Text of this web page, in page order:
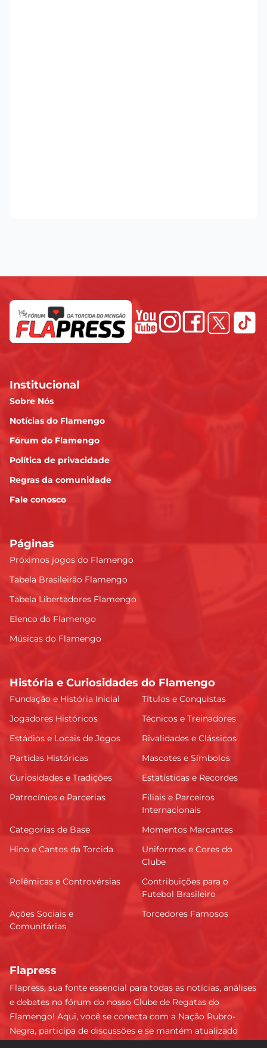
Institucional
Sobre Nós
Notícias do Flamengo
Fórum do Flamengo
Política de privacidade
Regras da comunidade
Fale conosco
Páginas
Próximos jogos do Flamengo
Tabela Brasileirão Flamengo
Tabela Libertadores Flamengo
Elenco do Flamengo
Músicas do Flamengo
História e Curiosidades do Flamengo
Fundação e História Inicial
Títulos e Conquistas
Jogadores Históricos
Técnicos e Treinadores
Estádios e Locais de Jogos
Rivalidades e Clássicos
Partidas Históricas
Mascotes e Símbolos
Curiosidades e Tradições
Estatísticas e Recordes
Patrocínios e Parcerias
Filiais e Parceiros
Internacionais
Categorias de Base
Momentos Marcantes
Hino e Cantos da Torcida
Uniformes e Cores do
Clube
Polêmicas e Controvérsias
Contribuições para o
Futebol Brasileiro
Ações Sociais e
Comunitárias
Torcedores Famosos
Flapress
Flapress, sua fonte essencial para todas as notícias, análises
e debates no fórum do nosso Clube de Regatas do
Flamengo! Aqui, você se conecta com a Nação Rubro-
Negra, participa de discussões e se mantém atualizado